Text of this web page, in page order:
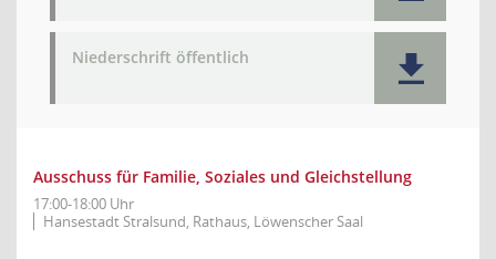
Niederschrift öffentlich
Ausschuss für Familie, Soziales und Gleichstellung
17:00-18:00 Uhr
Hansestadt Stralsund, Rathaus, Löwenscher Saal